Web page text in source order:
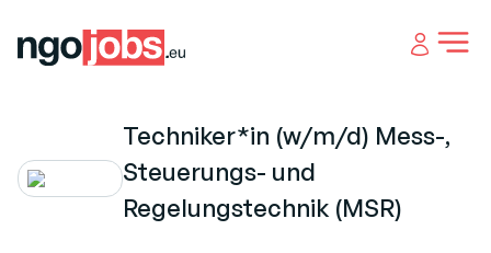
Open
Techniker*in (w/m/d) Mess-,
Steuerungs- und
Regelungstechnik (MSR)